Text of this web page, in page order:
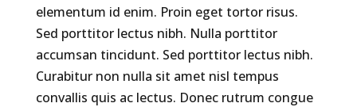
elementum id enim. Proin eget tortor risus.
Sed porttitor lectus nibh. Nulla porttitor
accumsan tincidunt. Sed porttitor lectus nibh.
Curabitur non nulla sit amet nisl tempus
convallis quis ac lectus. Donec rutrum congue